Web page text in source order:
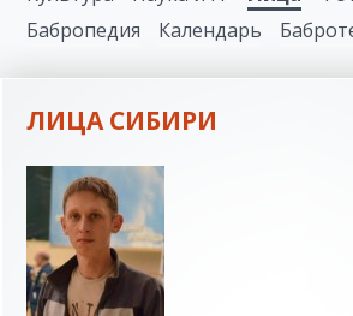
Бабропедия
Календарь
ЛИЦА СИБИРИ